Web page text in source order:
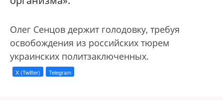
Олег Сенцов держит голодовку, требуя
освобождения из российских тюрем
украинских политзаключенных.
X (Twitter) Telegram